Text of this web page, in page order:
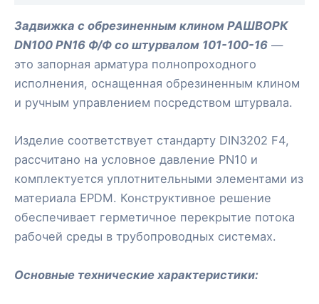
Задвижка с обрезиненным клином РАШВОРК
DN100 PN16 Ф/Ф со штурвалом 101-100-16 —
это запорная арматура полнопроходного
исполнения, оснащенная обрезиненным клином
и ручным управлением посредством штурвала.
Изделие соответствует стандарту DIN3202 F4,
рассчитано на условное давление PN10 и
комплектуется уплотнительными элементами из
материала EPDM. Конструктивное решение
обеспечивает герметичное перекрытие потока
рабочей среды в трубопроводных системах.
Основные технические характеристики: